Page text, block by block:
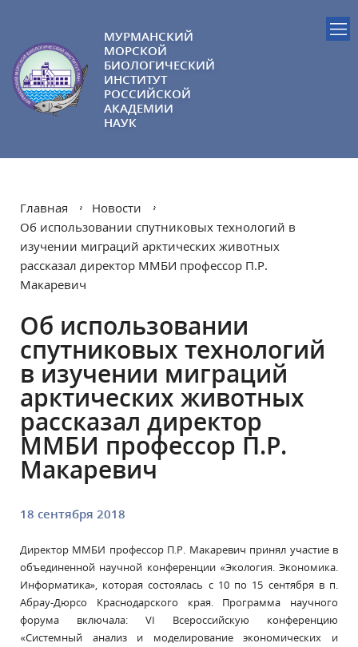
МУРМАНСКИЙ
МОРСКОЙ
БИОЛОГИЧЕСКИЙ
ИНСТИТУТ
РОССИЙСКОЙ
АКАДЕМИИ
НАУК
Главная
Новости
Об использовании спутниковых технологий в
изучении миграций арктических животных
рассказал директор ММБИ профессор П.Р.
Макаревич
Об использовании
спутниковых технологий
в изучении миграций
арктических животных
рассказал директор
ММБИ профессор П.Р.
Макаревич
18 сентября 2018
Директор ММБИ профессор П.Р. Макаревич принял участие в
объединенной научной конференции «Экология. Экономика.
Информатика», которая состоялась с 10 по 15 сентября в п.
Абрау-Дюрсо Краснодарского края. Программа научного
форума включала: VI Всероссийскую конференцию
«Системный анализ и моделирование экономических и